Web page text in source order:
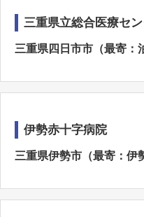
三重県立総合医療セ
三重県四日市市（最寄：
伊勢赤十字病院
三重県伊勢市（最寄：伊